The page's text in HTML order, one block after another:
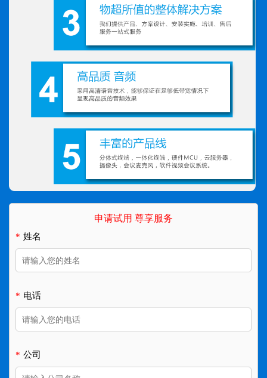
申请试用 尊享服务
* 姓名
* 电话
* 公司